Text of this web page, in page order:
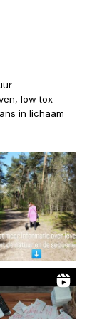
low tox
in lichaam